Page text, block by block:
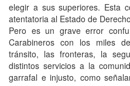
elegir a sus superiores. Esta
atentatoria al Estado de
Pero es un grave error
Carabineros con los miles
tránsito, las fronteras, la
distintos servicios a la
garrafal e injusto, como